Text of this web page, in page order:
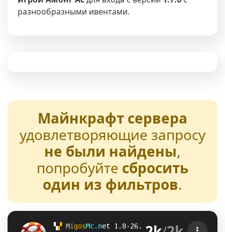
разнообразными ивентами.
Майнкрафт сервера
удовлетворяющие запросу
не были найдены,
попробуйте сбросить
один из фильтров.
▚▞ Mi gosMc. net 1.8-26.2 ?
Награды /free